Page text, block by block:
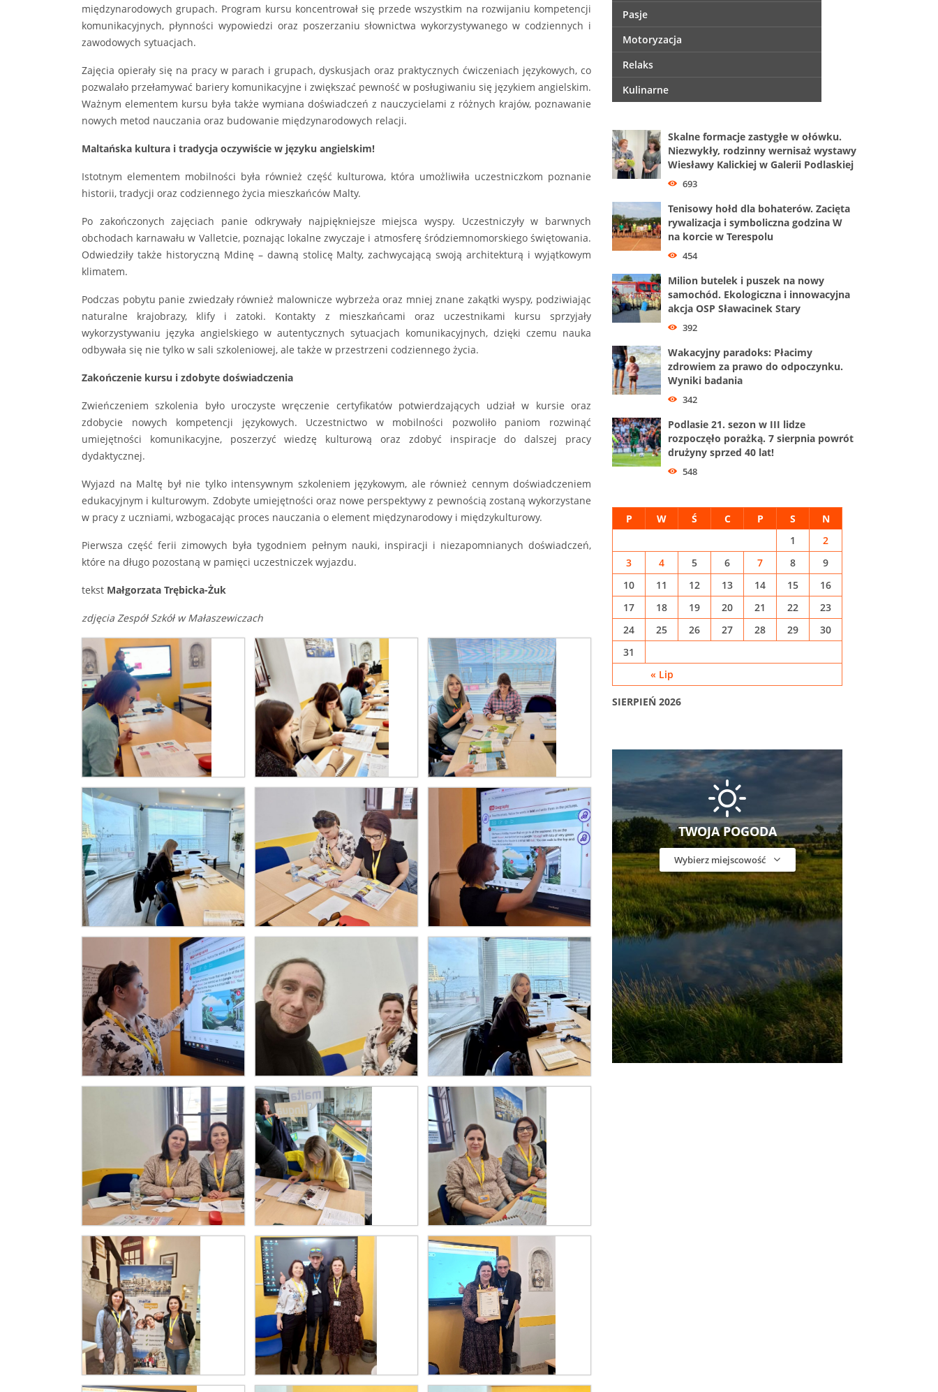
międzynarodowych grupach. Program kursu koncentrował się przede wszystkim na rozwijaniu kompetencji
komunikacyjnych, płynności wypowiedzi oraz poszerzaniu słownictwa wykorzystywanego w codziennych i
zawodowych sytuacjach.
Zajęcia opierały się na pracy w parach i grupach, dyskusjach oraz praktycznych ćwiczeniach językowych, co
pozwalało przełamywać bariery komunikacyjne i zwiększać pewność w posługiwaniu się językiem angielskim.
Ważnym elementem kursu była także wymiana doświadczeń z nauczycielami z różnych krajów, poznawanie
nowych metod nauczania oraz budowanie międzynarodowych relacji.
Maltańska kultura i tradycja oczywiście w języku angielskim!
Istotnym elementem mobilności była również część kulturowa, która umożliwiła uczestniczkom poznanie
historii, tradycji oraz codziennego życia mieszkańców Malty.
Po zakończonych zajęciach panie odkrywały najpiękniejsze miejsca wyspy. Uczestniczyły w barwnych
obchodach karnawału w Valletcie, poznając lokalne zwyczaje i atmosferę śródziemnomorskiego świętowania.
Odwiedziły także historyczną Mdinę – dawną stolicę Malty, zachwycającą swoją architekturą i wyjątkowym
klimatem.
Podczas pobytu panie zwiedzały również malownicze wybrzeża oraz mniej znane zakątki wyspy, podziwiając
naturalne krajobrazy, klify i zatoki. Kontakty z mieszkańcami oraz uczestnikami kursu sprzyjały
wykorzystywaniu języka angielskiego w autentycznych sytuacjach komunikacyjnych, dzięki czemu nauka
odbywała się nie tylko w sali szkoleniowej, ale także w przestrzeni codziennego życia.
Zakończenie kursu i zdobyte doświadczenia
Zwieńczeniem szkolenia było uroczyste wręczenie certyfikatów potwierdzających udział w kursie oraz
zdobycie nowych kompetencji językowych. Uczestnictwo w mobilności pozwoliło paniom rozwinąć
umiejętności komunikacyjne, poszerzyć wiedzę kulturową oraz zdobyć inspiracje do dalszej pracy
dydaktycznej.
Wyjazd na Maltę był nie tylko intensywnym szkoleniem językowym, ale również cennym doświadczeniem
edukacyjnym i kulturowym. Zdobyte umiejętności oraz nowe perspektywy z pewnością zostaną wykorzystane
w pracy z uczniami, wzbogacając proces nauczania o element międzynarodowy i międzykulturowy.
Pierwsza część ferii zimowych była tygodniem pełnym nauki, inspiracji i niezapomnianych doświadczeń,
które na długo pozostaną w pamięci uczestniczek wyjazdu.
tekst Małgorzata Trębicka-Żuk
zdjęcia Zespół Szkół w Małaszewiczach
Pasje
Motoryzacja
Relaks
Kulinarne
Skalne formacje zastygłe w ołówku.
Niezwykły, rodzinny wernisaż wystawy
Wiesławy Kalickiej w Galerii Podlaskiej
693
Tenisowy hołd dla bohaterów. Zacięta
rywalizacja i symboliczna godzina W
na korcie w Terespolu
454
Milion butelek i puszek na nowy
samochód. Ekologiczna i innowacyjna
akcja OSP Sławacinek Stary
392
Wakacyjny paradoks: Płacimy
zdrowiem za prawo do odpoczynku.
Wyniki badania
342
Podlasie 21. sezon w III lidze
rozpoczęło porażką. 7 sierpnia powrót
drużyny sprzed 40 lat!
548
SIERPIEŃ 2026
P W Ś C P S N
« Lip
1
2
3
4 5 6 7 8
9
10
11 12 13 14 15
16
17
18 19 20 21 22
23
24
25 26 27 28 29
30
31
TWOJA POGODA
Wybierz miejscowość